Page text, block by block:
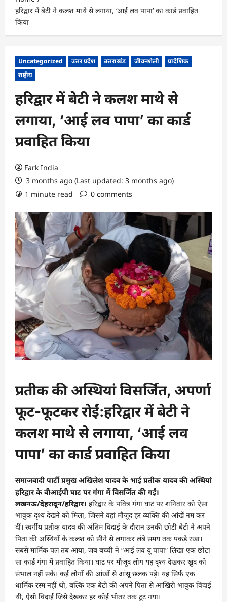
हरिद्वार में बेटी ने कलश माथे से लगाया, ‘आई लव पापा’ का कार्ड प्रवाहित
किया
Uncategorized उत्तर प्रदेश उत्तराखंड जीवनशैली
प्रादेशिक
राष्ट्रीय
हरिद्वार में बेटी ने कलश माथे से
लगाया, ‘आई लव पापा’ का कार्ड
प्रवाहित किया
Fark India
3 months ago (Last updated: 3 months ago)
1 minute read
0 comments
प्रतीककी अस्थियां विसर्जित, अपर्णा
फूट-फूटकर रोईं:हरिद्वार में बेटी ने
कलश माथे से लगाया, ‘आई लव
पापा’ का कार्ड प्रवाहित किया
समाजवादी पार्टी प्रमुख अखिलेश यादव के भाई प्रतीक यादव की अस्थियां
हरिद्वार के वीआईपी घाट पर गंगा में विसर्जित की गईं।
लखनऊ/देहरादून/हरिद्वार। हरिद्वार के पवित्र गंगा घाट पर शनिवार को ऐसा
भावुक दृश्य देखने को मिला, जिसने वहां मौजूद हर व्यक्ति की आंखें नम कर
दीं। स्वर्गीय प्रतीक यादव की अंतिम विदाई के दौरान उनकी छोटी बेटी ने अपने
पिता की अस्थियों के कलश को सीने से लगाकर लंबे समय तक पकड़े रखा।
सबसे मार्मिक पल तब आया, जब बच्ची ने “आई लव यू पापा” लिखा एक छोटा
सा कार्ड गंगा में प्रवाहित किया। घाट पर मौजूद लोग यह दृश्य देखकर खुद को
संभाल नहीं सके। कई लोगों की आंखों से आंसू छलक पड़े। यह सिर्फ एक
धार्मिक रस्म नहीं थी, बल्कि एक बेटी की अपने पिता से आखिरी भावुक विदाई
थी, ऐसी विदाई जिसे देखकर हर कोई भीतर तक टूट गया।